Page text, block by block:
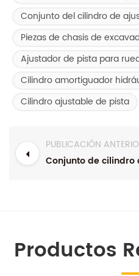
Conjunto del cilindro de
Piezas de chasis de
Ajustador de pista para
Cilindro amortiguador
Cilindro ajustable de pista
PUBLICACIÓN
Productos